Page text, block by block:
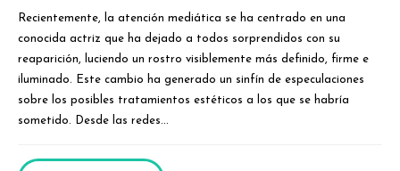
Recientemente, la atención mediática se ha centrado en una
conocida actriz que ha dejado a todos sorprendidos con su
reaparición, luciendo un rostro visiblemente más definido, firme e
iluminado. Este cambio ha generado un sinfín de especulaciones
sobre los posibles tratamientos estéticos a los que se habría
sometido. Desde las redes...